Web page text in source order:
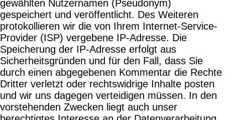
gewählten Nutzernamen (Pseudonym)
gespeichert und veröffentlicht. Des Weiteren
protokollieren wir die von Ihrem Internet-Service-
Provider (ISP) vergebene IP-Adresse. Die
Speicherung der IP-Adresse erfolgt aus
Sicherheitsgründen und für den Fall, dass Sie
durch einen abgegebenen Kommentar die Rechte
Dritter verletzt oder rechtswidrige Inhalte posten
und wir uns dagegen verteidigen müssen. In den
vorstehenden Zwecken liegt auch unser